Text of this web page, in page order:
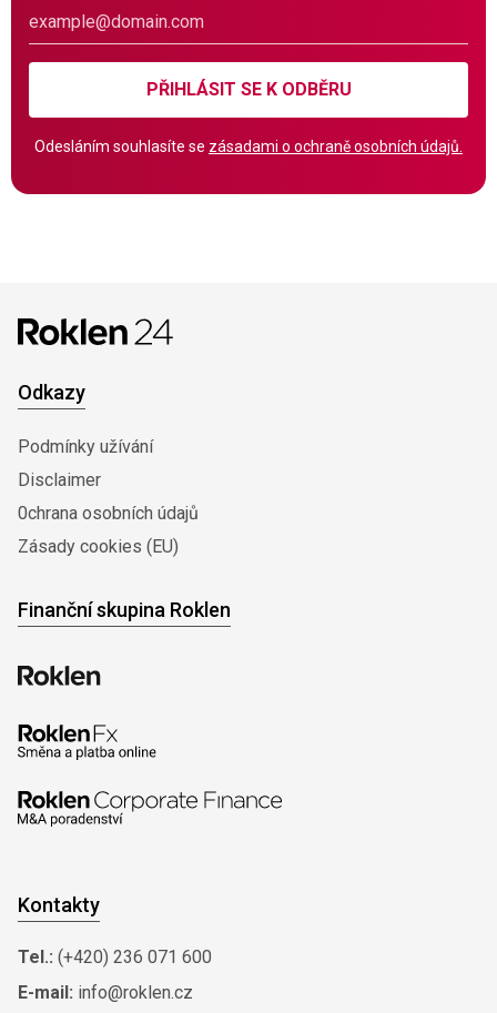
PŘIHLÁSIT SE K ODBĚRU
Odesláním souhlasíte se zásadami o ochraně osobních údajů.
Odkazy
Podmínky užívání
Disclaimer
0chrana osobních údajů
Zásady cookies (EU)
Finanční skupina Roklen
Kontakty
Tel.: (+420) 236 071 600
E-mail: info@roklen.cz